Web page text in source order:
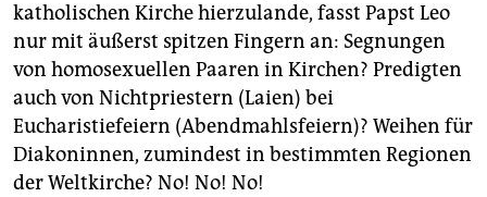
katholischen Kirche hierzulande, fasst Papst Leo
nur mit äußerst spitzen Fingern an: Segnungen
von homosexuellen Paaren in Kirchen? Predigten
auch von Nichtpriestern (Laien) bei
Eucharistiefeiern (Abendmahlsfeiern)? Weihen für
Diakoninnen, zumindest in bestimmten Regionen
der Weltkirche? No! No! No!